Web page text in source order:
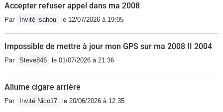
Accepter refuser appel dans ma 2008
Par Invité isahou le 12/07/2026 à 19:05
Impossible de mettre à jour mon GPS sur ma 2008 II 2004
Par Steve846 le 01/07/2026 à 21:36
Allume cigare arrière
Par Invité Nico17 le 20/06/2026 à 12:35